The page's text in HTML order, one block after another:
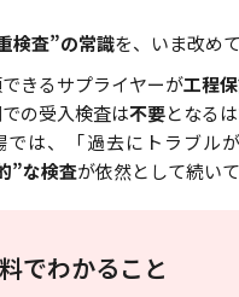
検査”の常識を、いま改め
きるサプライヤーが工程
の受入検査は不要となる
では、「過去にトラブル
”な検査が依然として続いて
でわかること